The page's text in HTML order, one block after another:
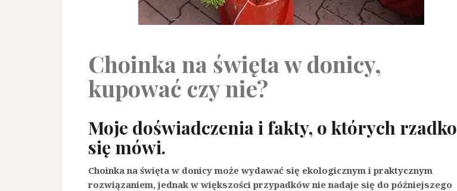
Choinka na święta w donicy,
kupować czy nie?
Moje doświadczenia i fakty, o których rzadko
się mówi.
Choinka na święta w donicy może wydawać się ekologicznym i praktycznym
rozwiązaniem, jednak w większości przypadków nie nadaje się do późniejszego